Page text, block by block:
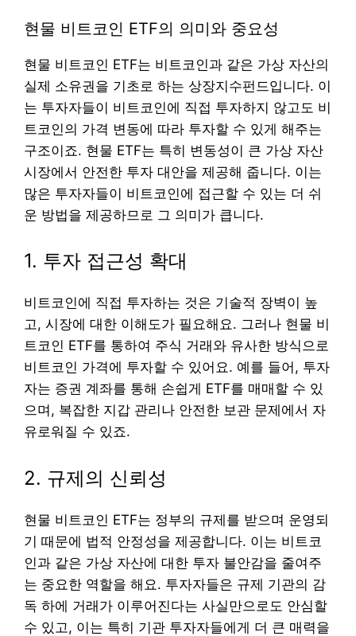
현물 비트코인 ETF의 의미와 중요성
현물 비트코인 ETF는 비트코인과 같은 가상 자산의
실제 소유권을 기초로 하는 상장지수펀드입니다. 이
는 투자자들이 비트코인에 직접 투자하지 않고도 비
트코인의 가격 변동에 따라 투자할 수 있게 해주는
구조이죠. 현물 ETF는 특히 변동성이 큰 가상 자산
시장에서 안전한 투자 대안을 제공해 줍니다. 이는
많은 투자자들이 비트코인에 접근할 수 있는 더 쉬
운 방법을 제공하므로 그 의미가 큽니다.
1. 투자 접근성 확대
비트코인에 직접 투자하는 것은 기술적 장벽이 높
고, 시장에 대한 이해도가 필요해요. 그러나 현물 비
트코인 ETF를 통하여 주식 거래와 유사한 방식으로
비트코인 가격에 투자할 수 있어요. 예를 들어, 투자
자는 증권 계좌를 통해 손쉽게 ETF를 매매할 수 있
으며, 복잡한 지갑 관리나 안전한 보관 문제에서 자
유로워질 수 있죠.
2. 규제의 신뢰성
현물 비트코인 ETF는 정부의 규제를 받으며 운영되
기 때문에 법적 안정성을 제공합니다. 이는 비트코
인과 같은 가상 자산에 대한 투자 불안감을 줄여주
는 중요한 역할을 해요. 투자자들은 규제 기관의 감
독 하에 거래가 이루어진다는 사실만으로도 안심할
수 있고, 이는 특히 기관 투자자들에게 더 큰 매력을